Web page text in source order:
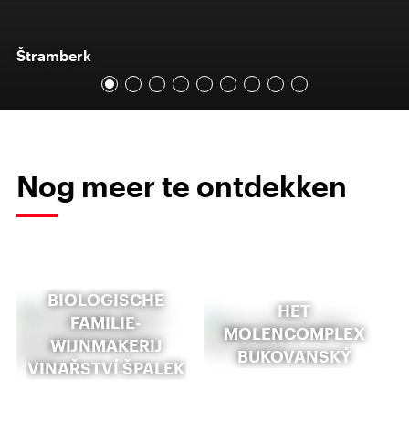
Štramberk
Nog meer te ontdekken
BIOLOGISCHE
FAMILIE-
WIJNMAKERIJ
VINAŘSTVÍ ŠPALEK
HET
MOLENCOMPLEX
BUKOVANSKÝ